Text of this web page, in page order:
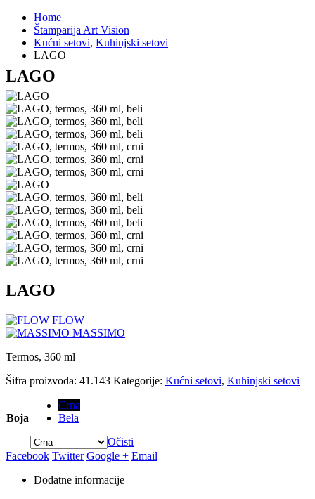
Home
Štamparija Art Vision
Kućni setovi, Kuhinjski setovi
LAGO
LAGO
LAGO
FLOW
MASSIMO
Termos, 360 ml
Šifra proizvoda: 41.143 Kategorije: Kućni setovi, Kuhinjski setovi
Boja
Crna
Bela
Očisti
Facebook Twitter Google + Email
Dodatne informacije